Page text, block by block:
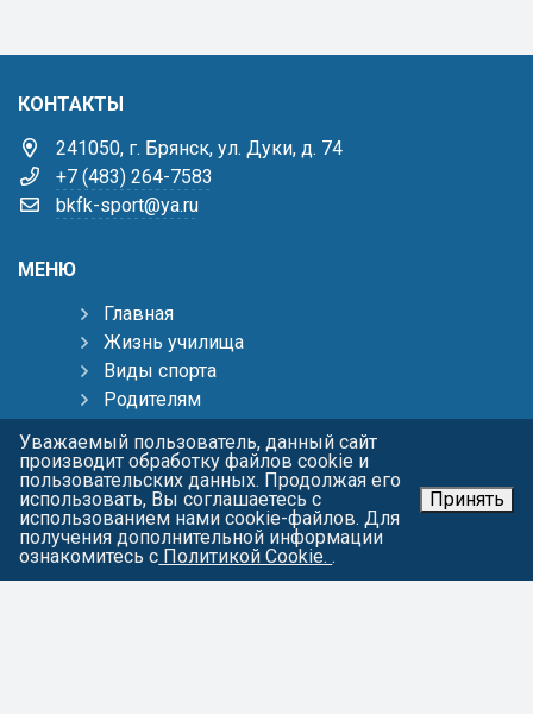
КОНТАКТЫ
241050, г. Брянск, ул. Дуки, д. 74
+7 (483) 264-7583
bkfk-sport@ya.ru
МЕНЮ
Главная
Жизнь училища
Виды спорта
Родителям
Пресс-центр
Контакты
Карта сайта
О персональных данных
Уважаемый пользователь, данный сайт
производит обработку файлов cookie и
пользовательских данных. Продолжая его
использовать, Вы соглашаетесь с
использованием нами cookie-файлов. Для
получения дополнительной информации
ознакомитесь с Политикой Cookie..
Принять